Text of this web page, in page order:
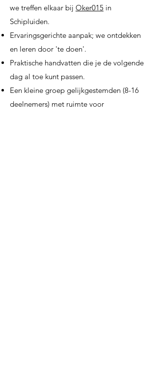
we treffen elkaar bij Oker015 in
Schipluiden.
Ervaringsgerichte aanpak; we ontdekken
en leren door 'te doen'.
Praktische handvatten die je de volgende
dag al toe kunt passen.
Een kleine groep gelijkgestemden (8-16
deelnemers) met ruimte voor